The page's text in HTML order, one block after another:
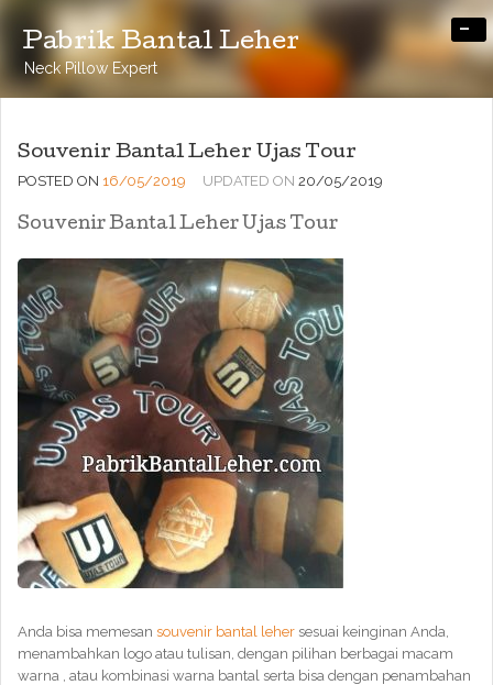
Pabrik Bantal Leher
Neck Pillow Expert
-
Souvenir Bantal Leher Ujas Tour
POSTED ON 16/05/2019 UPDATED ON 20/05/2019
Souvenir Bantal Leher Ujas Tour
Anda bisa memesan souvenir bantal leher sesuai keinginan Anda,
menambahkan logo atau tulisan, dengan pilihan berbagai macam
warna , atau kombinasi warna bantal serta bisa dengan penambahan